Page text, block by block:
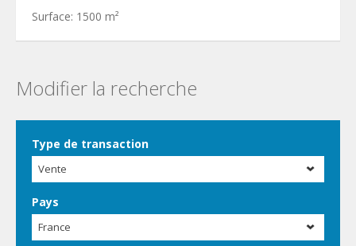
Surface: 1500 m²
Modifier la recherche
Type de transaction
Vente
Pays
France